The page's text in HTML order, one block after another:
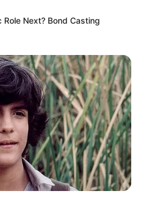
Role Next? Bond Casting